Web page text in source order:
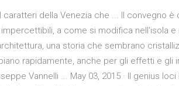
caratteri della Venezia che ... Il convegno
a come si modifica nell'isola e
una storia che sembrano
rapidamente, anche per gli effetti e gli
Vannelli ... May 03, 2015 · Il genius